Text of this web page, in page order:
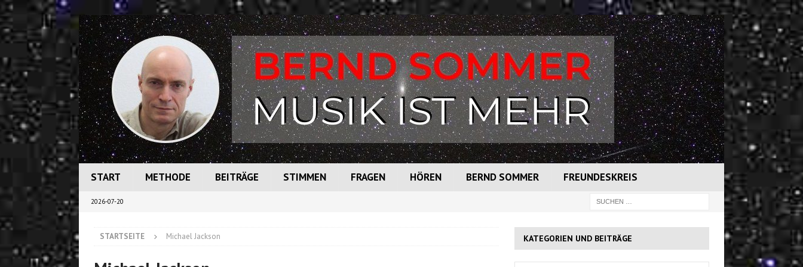
START METHODE BEITRÄGE STIMMEN FRAGEN HÖREN BERND SOMMER FREUNDESKREIS
2026-07-20
STARTSEITE Michael Jackson KATEGORIEN UND BEITRÄGE